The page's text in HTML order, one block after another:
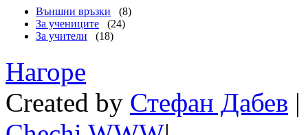
Външни връзки
(8)
За учениците
(24)
За учители
(18)
Нагоре
Created by Стефан Дабев